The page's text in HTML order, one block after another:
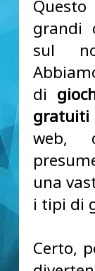
grandi
sul
di
gratuiti
web,
una
i tipi di
Certo,